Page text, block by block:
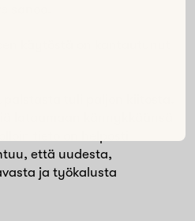
sanoo.
käytöstä on kantautunut
tuli paljon kiitosta.
että uudesta,
ja työkalusta